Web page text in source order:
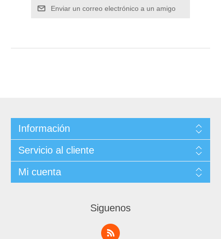
Información
Servicio al cliente
Mi cuenta
Siguenos